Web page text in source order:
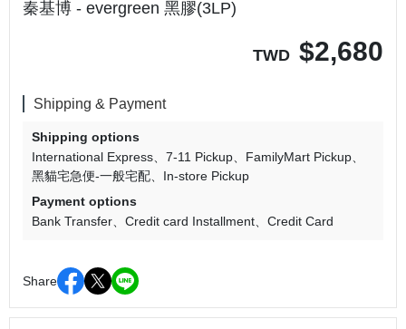
秦基博 - evergreen 黑膠(3LP)
TWD $2,680
Shipping & Payment
Shipping options
International Express
7-11 Pickup
FamilyMart Pickup
黑貓宅急便-一般宅配
In-store Pickup
Payment options
Bank Transfer
Credit card Installment Credit Card
Share